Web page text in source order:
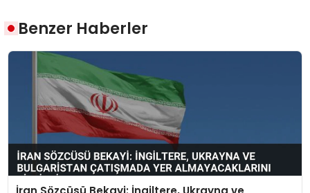
Benzer Haberler